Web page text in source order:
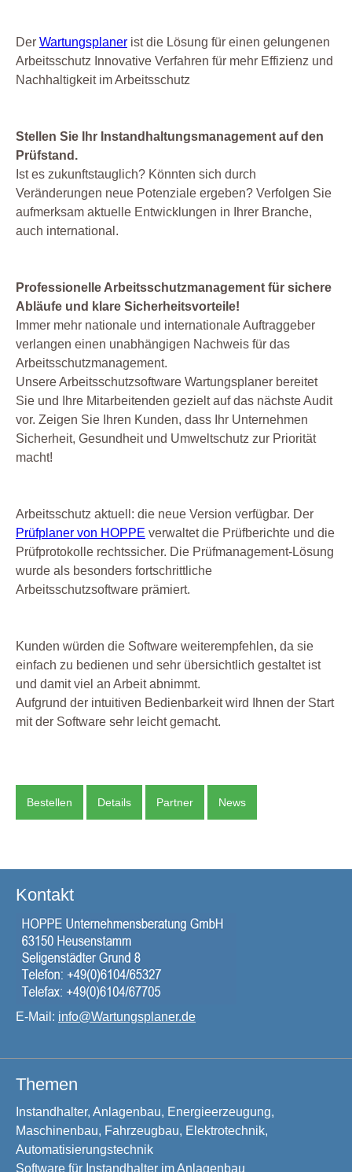
Der Wartungsplaner ist die Lösung für einen gelungenen
Arbeitsschutz Innovative Verfahren für mehr Effizienz und
Nachhaltigkeit im Arbeitsschutz
Stellen Sie Ihr Instandhaltungsmanagement auf den
Prüfstand.
Ist es zukunftstauglich? Könnten sich durch
Veränderungen neue Potenziale ergeben? Verfolgen Sie
aufmerksam aktuelle Entwicklungen in Ihrer Branche,
auch international.
Professionelle Arbeitsschutzmanagement für sichere
Abläufe und klare Sicherheitsvorteile!
Immer mehr nationale und internationale Auftraggeber
verlangen einen unabhängigen Nachweis für das
Arbeitsschutzmanagement.
Unsere Arbeitsschutzsoftware Wartungsplaner bereitet
Sie und Ihre Mitarbeitenden gezielt auf das nächste Audit
vor. Zeigen Sie Ihren Kunden, dass Ihr Unternehmen
Sicherheit, Gesundheit und Umweltschutz zur Priorität
macht!
Arbeitsschutz aktuell: die neue Version verfügbar. Der
Prüfplaner von HOPPE verwaltet die Prüfberichte und die
Prüfprotokolle rechtssicher. Die Prüfmanagement-Lösung
wurde als besonders fortschrittliche
Arbeitsschutzsoftware prämiert.
Kunden würden die Software weiterempfehlen, da sie
einfach zu bedienen und sehr übersichtlich gestaltet ist
und damit viel an Arbeit abnimmt.
Aufgrund der intuitiven Bedienbarkeit wird Ihnen der Start
mit der Software sehr leicht gemacht.
Bestellen Details Partner News
Kontakt
E-Mail: info@Wartungsplaner.de
Themen
Instandhalter, Anlagenbau, Energieerzeugung,
Maschinenbau, Fahrzeugbau, Elektrotechnik,
Automatisierungstechnik
Software für Instandhalter im Anlagenbau